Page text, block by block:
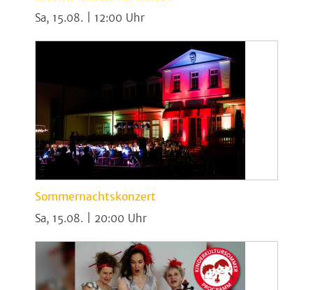
Sa, 15.08. | 12:00
Sommernachtskonzert
Sa, 15.08. | 20:00